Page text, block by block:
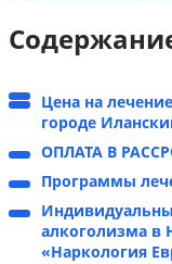
Цена на
городе
ОПЛАТА В
Программы
алкоголизма в
«Наркология